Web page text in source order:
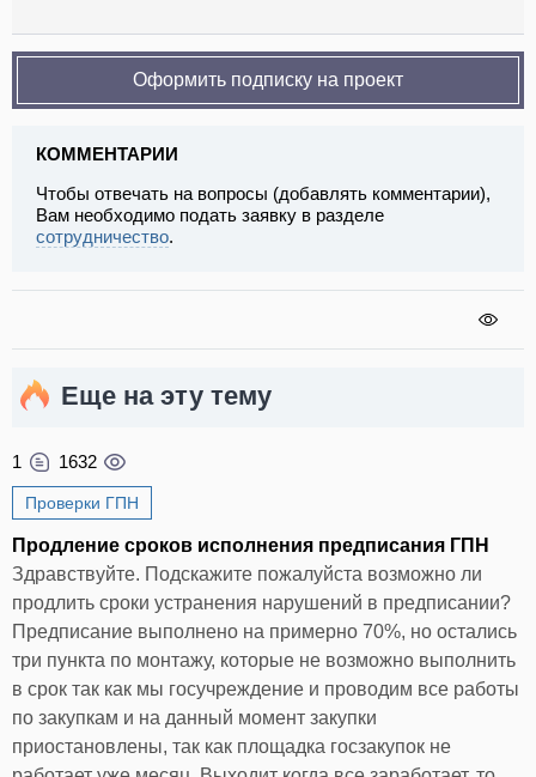
Оформить подписку на проект
КОММЕНТАРИИ
Чтобы отвечать на вопросы (добавлять комментарии),
Вам необходимо подать заявку в разделе
сотрудничество.
Еще на эту тему
1 1632
Проверки ГПН
Продление сроков исполнения предписания ГПН
Здравствуйте. Подскажите пожалуйста возможно ли
продлить сроки устранения нарушений в предписании?
Предписание выполнено на примерно 70%, но остались
три пункта по монтажу, которые не возможно выполнить
в срок так как мы госучреждение и проводим все работы
по закупкам и на данный момент закупки
приостановлены, так как площадка госзакупок не